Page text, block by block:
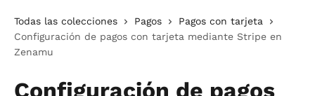
Todas las colecciones Pagos
Pagos con tarjeta
Configuración de pagos con tarjeta mediante Stripe en
Zenamu
Configuración de pagos